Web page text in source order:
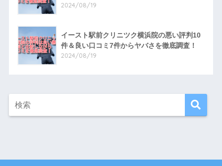
2024/08/19
イースト駅前クリニツク横浜院の悪い評判10
件＆良い口コミ7件からヤバさを徹底調査！
2024/08/19